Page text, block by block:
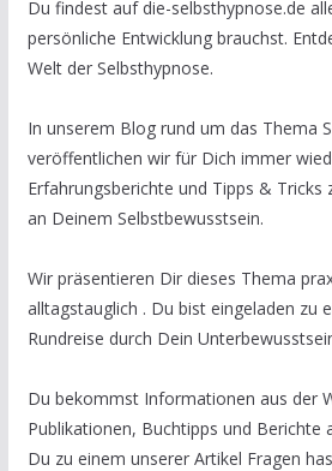
Du findest auf die-selbsthypnose.de
persönliche Entwicklung brauchst.
Welt der Selbsthypnose.
In unserem Blog rund um das Thema
veröffentlichen wir für Dich immer
Erfahrungsberichte und Tipps & Tricks
an Deinem Selbstbewusstsein.
Wir präsentieren Dir dieses Thema
alltagstauglich . Du bist eingeladen zu
Rundreise durch Dein
Du bekommst Informationen aus der
Publikationen, Buchtipps und Berichte
Du zu einem unserer Artikel Fragen